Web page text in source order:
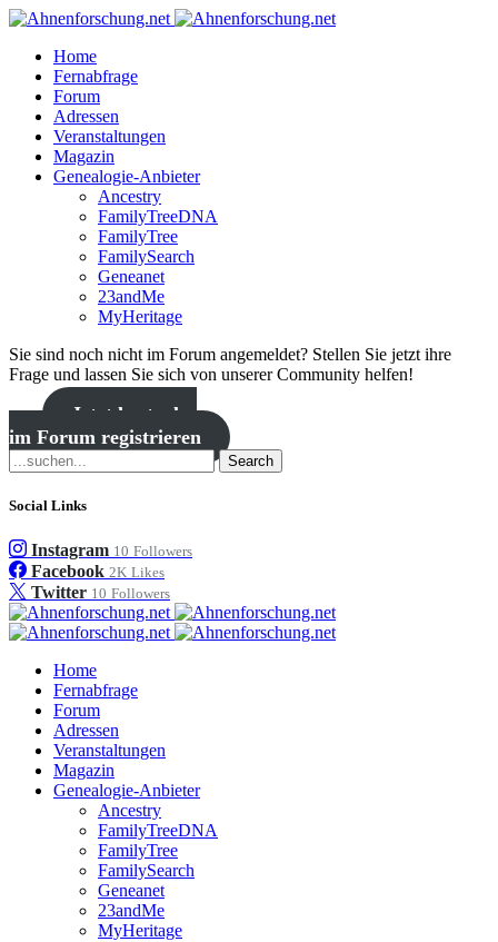
Home
Fernabfrage
Forum
Adressen
Veranstaltungen
Magazin
Genealogie-Anbieter
Ancestry
FamilyTreeDNA
FamilyTree
FamilySearch
Geneanet
23andMe
MyHeritage
Sie sind noch nicht im Forum angemeldet? Stellen Sie jetzt ihre
Frage und lassen Sie sich von unserer Community helfen!
Jetzt kostenlos
im Forum registrieren
Search
Social Links
Instagram 10 Followers
Facebook 2K Likes
Twitter 10 Followers
Home
Fernabfrage
Forum
Adressen
Veranstaltungen
Magazin
Genealogie-Anbieter
Ancestry
FamilyTreeDNA
FamilyTree
FamilySearch
Geneanet
23andMe
MyHeritage